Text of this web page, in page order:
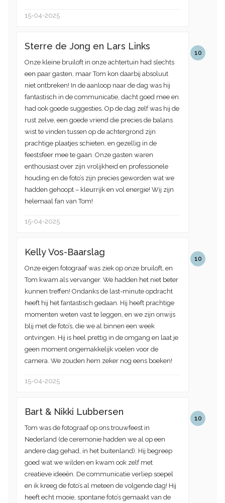
15-04-2025
10
Sterre de Jong en Lars Links
Onze kleine bruiloft in onze achtertuin had slechts
een paar gasten, maar Tom kon daarbij absoluut
niet ontbreken! In de aanloop naar de dag was hij
fantastisch in de communicatie, dacht goed mee en
had ook goede suggesties. Op de dag zelf was hij de
rust zelve, een goede vriend die precies de balans
wist te vinden tussen op de achtergrond zijn
prachtige plaatjes schieten, en gezellig in de
feestsfeer mee te gaan. Onze gasten waren
enthousiast over zijn vrolijkheid en professionele
houding en de foto’s zijn precies geworden wat we
hadden gehoopt – kleurrijk en vol energie! Wij zijn
helemaal fan van Tom!
15-04-2025
10
Kelly Vos-Baarslag
Onze eigen fotograaf was ziek op onze bruiloft, en
Tom kwam als vervanger. We hadden het niet beter
kunnen treffen! Ondanks de last-minute opdracht
heeft hij het fantastisch gedaan. Hij heeft prachtige
momenten weten vast te leggen, en we zijn onwijs
blij met de foto’s, die we al binnen een week
ontvingen. Hij is heel prettig in de omgang en laat je
geen moment ongemakkelijk voelen voor de
camera. We zouden hem zeker nog eens boeken!
15-04-2025
10
Bart & Nikki Lubbersen
Tom was de fotograaf op ons trouwfeest in
Nederland (de ceremonie hadden we al op een
andere dag gehad, in het buitenland). Hij begreep
goed wat we wilden en kwam ook zelf met
creatieve ideeën. De communicatie verliep soepel
en ik kreeg de foto’s al meteen de volgende dag! Hij
heeft echt mooie, spontane foto’s gemaakt van de